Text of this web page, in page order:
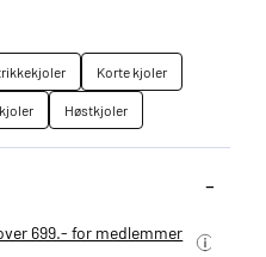
Korte kjoler
Høstkjoler
699.- for medlemmer